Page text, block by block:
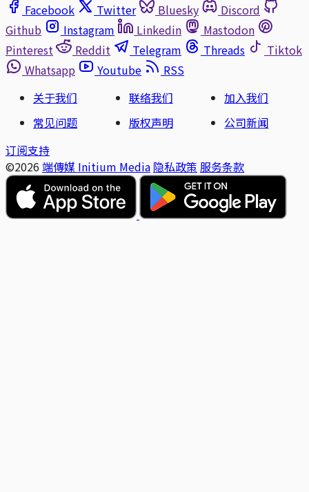
Facebook
Twitter Bluesky
Discord
Github
Instagram Linkedin
Mastodon
Pinterest
Reddit Telegram Threads
Tiktok
Whatsapp
Youtube
RSS
关于我们
联络我们
加入我们
常见问题
版权声明
公司新闻
订阅支持
©2026 端傳媒 Initium Media 隐私政策 服务条款